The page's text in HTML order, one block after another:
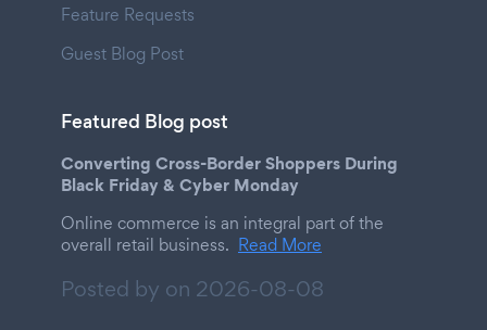
Feature Requests
Guest Blog Post
Featured Blog post
Converting Cross-Border Shoppers During
Black Friday & Cyber Monday
Online commerce is an integral part of the
overall retail business. Read More
Posted by on 2026-08-08